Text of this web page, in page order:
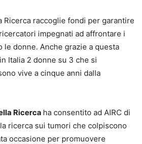
Ricerca raccoglie fondi per garantire
impegnati ad affrontare i
le donne. Anche grazie a questa
Italia 2 donne su 3 che si
vive a cinque anni dalla
Ricerca ha consentito ad AIRC di
ricerca sui tumori che colpiscono
occasione per promuovere